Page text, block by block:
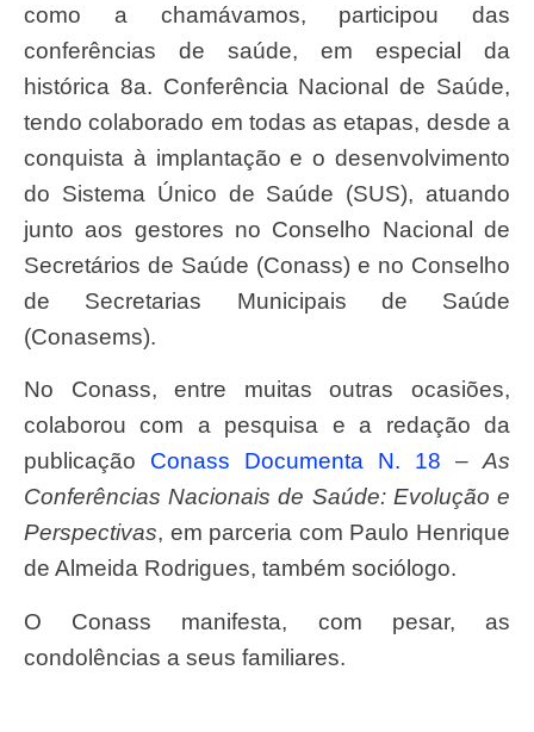
como a chamávamos, participou das
conferências de saúde, em especial da
histórica 8a. Conferência Nacional de Saúde,
tendo colaborado em todas as etapas, desde a
conquista à implantação e o desenvolvimento
do Sistema Único de Saúde (SUS), atuando
junto aos gestores no Conselho Nacional de
Secretários de Saúde (Conass) e no Conselho
de Secretarias Municipais de Saúde
(Conasems).
No Conass, entre muitas outras ocasiões,
colaborou com a pesquisa e a redação da
publicação Conass Documenta N. 18 – As
Conferências Nacionais de Saúde: Evolução e
Perspectivas, em parceria com Paulo Henrique
de Almeida Rodrigues, também sociólogo.
O Conass manifesta, com pesar, as
condolências a seus familiares.